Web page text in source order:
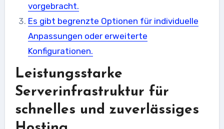
vorgebracht.
Es gibt begrenzte Optionen für individuelle
Anpassungen oder erweiterte
Konfigurationen.
Leistungsstarke
Serverinfrastruktur für
schnelles und zuverlässiges